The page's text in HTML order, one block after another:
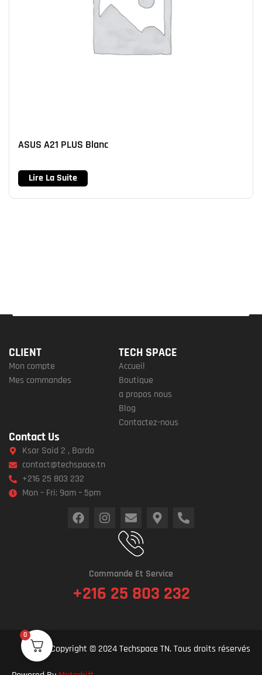
ASUS A21 PLUS Blanc
Lire La Suite
0
CLIENT
Mon compte
Mes commandes
TECH SPACE
Accueil
Boutique
a propos nous
Blog
Contactez-nous
Contact Us
Ksar Said 2 , Bardo
contact@techspace.tn
+216 25 803 232
Mon – Fri: 9am – 5pm
Commande Et Service
+216 25 803 232
Copyright © 2024 Techspace TN. Tous droits réservés